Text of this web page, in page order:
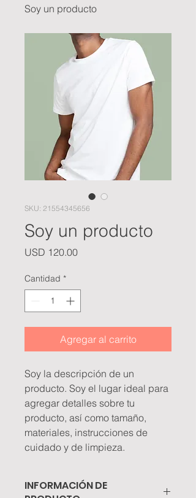
Soy un producto
SKU: 21554345656
Soy un producto
USD 120.00Precio
Cantidad *
Agregar al carrito
Soy la descripción de un
producto. Soy el lugar ideal para
agregar detalles sobre tu
producto, así como tamaño,
materiales, instrucciones de
cuidado y de limpieza.
INFORMACIÓN DE